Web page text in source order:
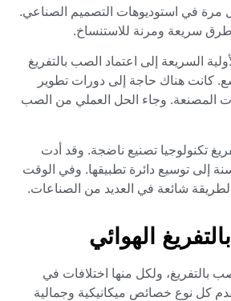
مرة في استوديوهات التصميم الصناعي.
سريعة ومرنة للاستنساخ.
السريعة إلى اعتماد الصب بالتفريغ
كانت هناك حاجة إلى دورات تطوير
المصنعة. وجاء الحل العملي من الصب
تكنولوجيا تصنيع ناضجة. وقد أدت
إلى توسيع دائرة تطبيقها. وفي الوقت
شائعة في العديد من الصناعات.
الهوائي
بالتفريغ، ولكل منها اختلافات في
كل نوع خصائص ميكانيكية وجمالية